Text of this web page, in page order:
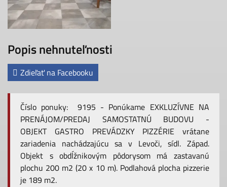
Popis nehnuteľnosti
Zdieľať na Facebooku
Číslo ponuky: 9195 - Ponúkame EXKLUZÍVNE NA
PRENÁJOM/PREDAJ SAMOSTATNÚ BUDOVU -
OBJEKT GASTRO PREVÁDZKY PIZZÉRIE vrátane
zariadenia nachádzajúcu sa v Levoči, sídl. Západ.
Objekt s obdĺžnikovým pôdorysom má zastavanú
plochu 200 m2 (20 x 10 m). Podlahová plocha pizzerie
je 189 m2.